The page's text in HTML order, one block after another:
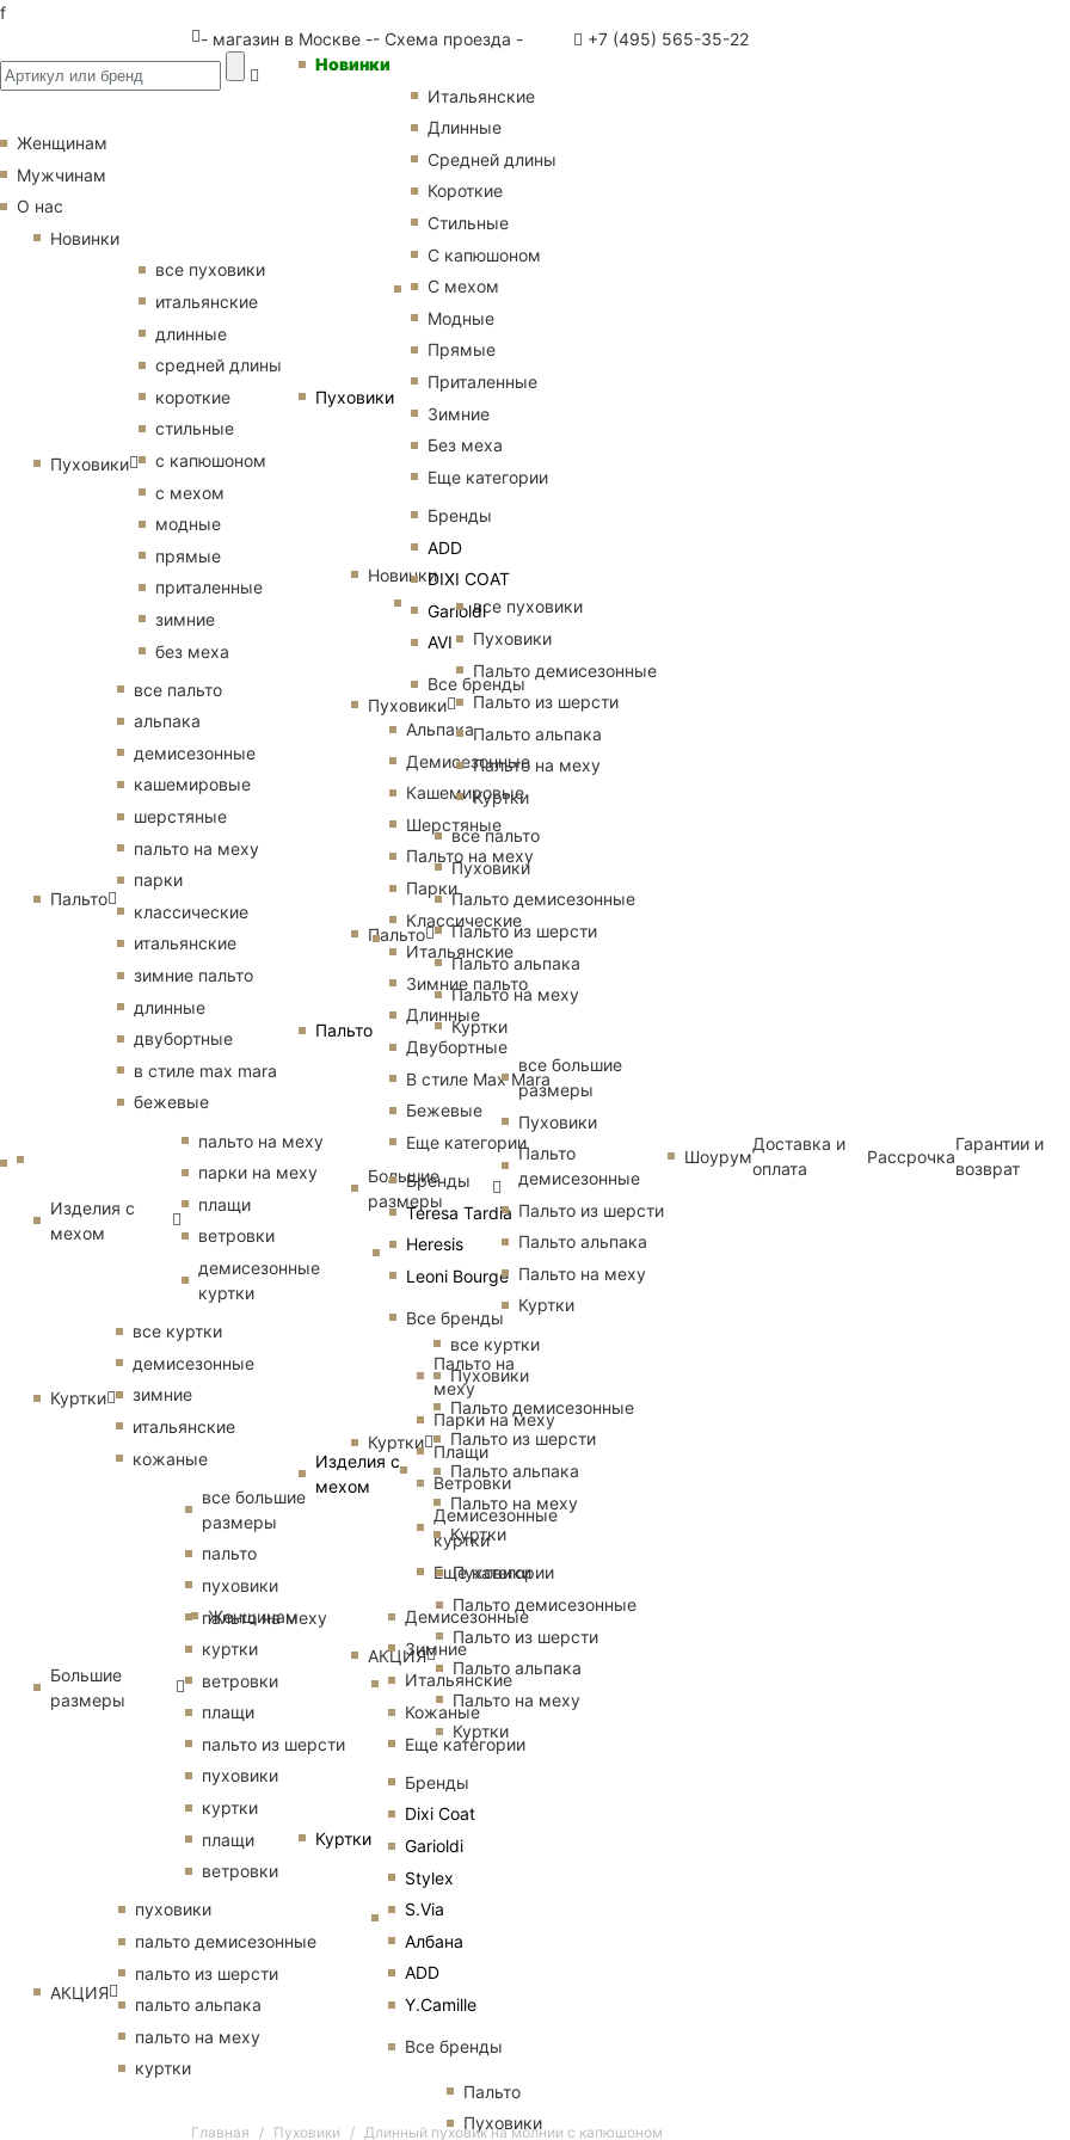
f
- магазин в Москве -- Схема проезда - +7 (495) 565-35-22
Женщинам
Новинки
Пуховики
Итальянские
Длинные
Средней длины
Короткие
Стильные
С капюшоном
С мехом
Модные
Прямые
Приталенные
Зимние
Без меха
Еще категории
Бренды
ADD
DIXI COAT
Garioldi
AVI
Все бренды
Пальто
Альпака
Демисезонные
Кашемировые
Шерстяные
Пальто на меху
Парки
Классические
Итальянские
Зимние пальто
Длинные
Двубортные
В стиле Max Mara
Бежевые
Еще категории
Бренды
Teresa Tardia
Heresis
Leoni Bourge
Все бренды
Изделия с
мехом
Пальто на
меху
Парки на меху
Плащи
Ветровки
Демисезонные
куртки
Еще категории
Куртки
Демисезонные
Зимние
Итальянские
Кожаные
Еще категории
Бренды
Dixi Coat
Garioldi
Stylex
S.Via
Албана
ADD
Y.Camille
Все бренды
Пальто
Пуховики
Женщинам
Мужчинам
О нас
Новинки
Пуховики
все пуховики
итальянские
длинные
средней длины
короткие
стильные
с капюшоном
с мехом
модные
прямые
приталенные
зимние
без меха
Пальто
все пальто
альпака
демисезонные
кашемировые
шерстяные
пальто на меху
парки
классические
итальянские
зимние пальто
длинные
двубортные
в стиле max mara
бежевые
Изделия с
мехом
пальто на меху
парки на меху
плащи
ветровки
демисезонные
куртки
Куртки
все куртки
демисезонные
зимние
итальянские
кожаные
Большие
размеры
все большие
размеры
пальто
пуховики
пальто на меху
куртки
ветровки
плащи
пальто из шерсти
пуховики
куртки
плащи
ветровки
АКЦИЯ
пуховики
пальто демисезонные
пальто из шерсти
пальто альпака
пальто на меху
куртки
Новинки
Пуховики
все пуховики
Пуховики
Пальто демисезонные
Пальто из шерсти
Пальто альпака
Пальто на меху
Куртки
Пальто
все пальто
Пуховики
Пальто демисезонные
Пальто из шерсти
Пальто альпака
Пальто на меху
Куртки
Большие
размеры
все большие
размеры
Пуховики
Пальто
демисезонные
Пальто из шерсти
Пальто альпака
Пальто на меху
Куртки
Куртки
все куртки
Пуховики
Пальто демисезонные
Пальто из шерсти
Пальто альпака
Пальто на меху
Куртки
АКЦИЯ
Пуховики
Пальто демисезонные
Пальто из шерсти
Пальто альпака
Пальто на меху
Куртки
Шоурум
Доставка и
оплата
Рассрочка
Гарантии и
возврат
Главная Пуховики Длинный пуховик на молнии с капюшоном